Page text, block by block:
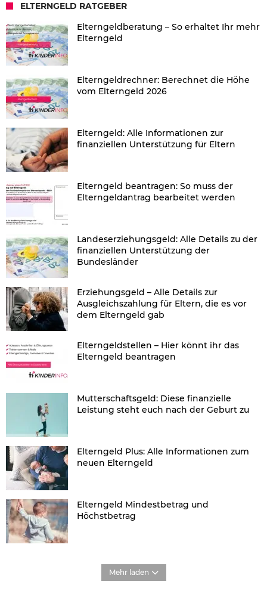
ELTERNGELD RATGEBER
Elterngeldberatung – So erhaltet Ihr mehr
Elterngeld
Elterngeldrechner: Berechnet die Höhe
vom Elterngeld 2026
Elterngeld: Alle Informationen zur
finanziellen Unterstützung für Eltern
Elterngeld beantragen: So muss der
Elterngeldantrag bearbeitet werden
Landeserziehungsgeld: Alle Details zu der
finanziellen Unterstützung der
Bundesländer
Erziehungsgeld – Alle Details zur
Ausgleichszahlung für Eltern, die es vor
dem Elterngeld gab
Elterngeldstellen – Hier könnt ihr das
Elterngeld beantragen
Mutterschaftsgeld: Diese finanzielle
Leistung steht euch nach der Geburt zu
Elterngeld Plus: Alle Informationen zum
neuen Elterngeld
Elterngeld Mindestbetrag und
Höchstbetrag
Mehr laden